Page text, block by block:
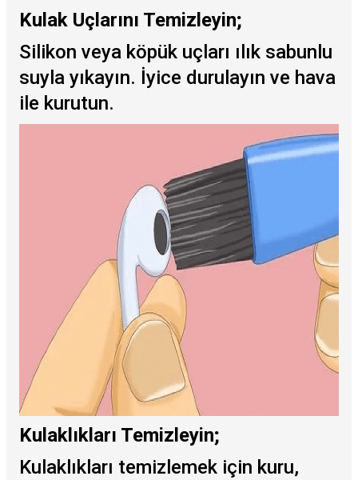
Kulak Uçlarını Temizleyin;
Silikon veya köpük uçları ılık sabunlu
suyla yıkayın. İyice durulayın ve hava
ile kurutun.
Kulaklıkları Temizleyin;
Kulaklıkları temizlemek için kuru,